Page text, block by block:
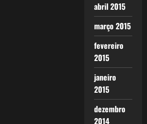
abril 2015
março 2015
fevereiro
2015
janeiro
2015
dezembro
2014